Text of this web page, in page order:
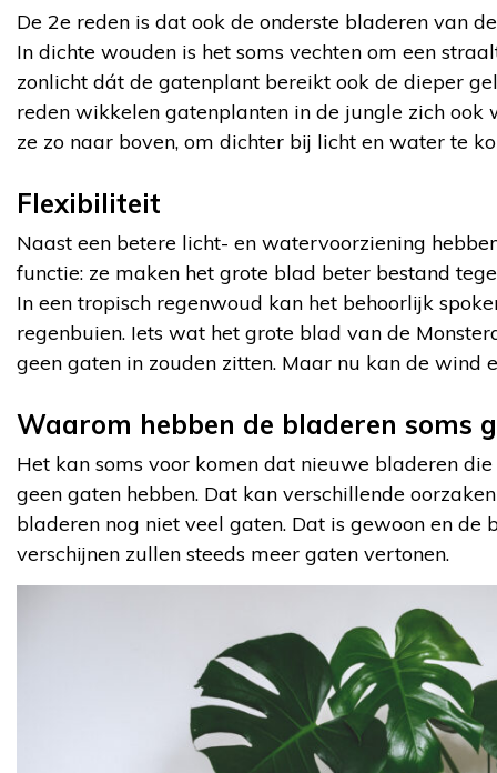
De 2e reden is dat ook de onderste bladeren van
In dichte wouden is het soms vechten om een
zonlicht dát de gatenplant bereikt ook de dieper
reden wikkelen gatenplanten in de jungle zich ook
ze zo naar boven, om dichter bij licht en water te
Flexibiliteit
Naast een betere licht- en watervoorziening
functie: ze maken het grote blad beter bestand
In een tropisch regenwoud kan het behoorlijk
regenbuien. Iets wat het grote blad van de
geen gaten in zouden zitten. Maar nu kan de wind
Waarom hebben de bladeren soms
Het kan soms voor komen dat nieuwe bladeren
geen gaten hebben. Dat kan verschillende
bladeren nog niet veel gaten. Dat is gewoon en de
verschijnen zullen steeds meer gaten vertonen.